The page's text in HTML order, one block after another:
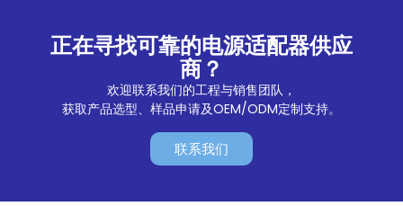
正在寻找可靠的电源适配器供应
商？
欢迎联系我们的工程与销售团队，
获取产品选型、样品申请及OEM/ODM定制支持。
联系我们